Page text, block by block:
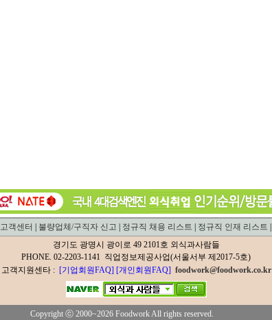
고객센터 불량업체/구직자 신고 정규직 채용 리스트 정규직 인재 리스트
경기도 광명시 광이로 49 2101호 외식과사람들
PHONE. 02-2203-1141 직업정보제공사업(서울서부 제2017-5호)
고객지원센타 : [기업회원FAQ] [개인회원FAQ] foodwork@foodwork.co.kr
Copyright ⓒ 2000~2026 Foodwork All rights reserved.